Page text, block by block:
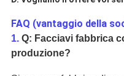
FAQ (vantaggio della
1. Q: Facciavi fabbrica
produzione?